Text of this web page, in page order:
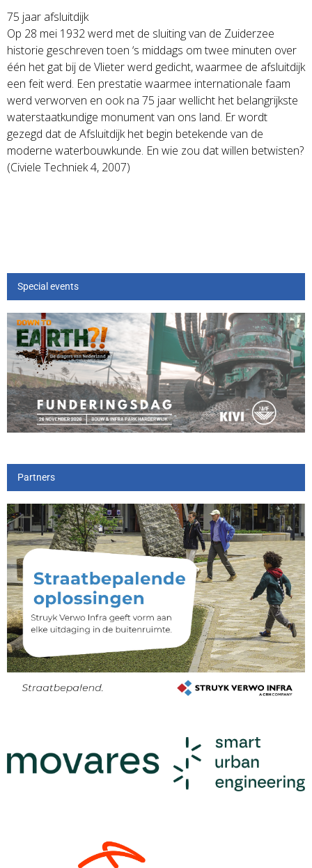
75 jaar afsluitdijk
Op 28 mei 1932 werd met de sluiting van de Zuiderzee
historie geschreven toen ‘s middags om twee minuten over
één het gat bij de Vlieter werd gedicht, waarmee de afsluitdijk
een feit werd. Een prestatie waarmee internationale faam
werd verworven en ook na 75 jaar wellicht het belangrijkste
waterstaatkundige monument van ons land. Er wordt
gezegd dat de Afsluitdijk het begin betekende van de
moderne waterbouwkunde. En wie zou dat willen betwisten?
(Civiele Techniek 4, 2007)
Special events
Partners